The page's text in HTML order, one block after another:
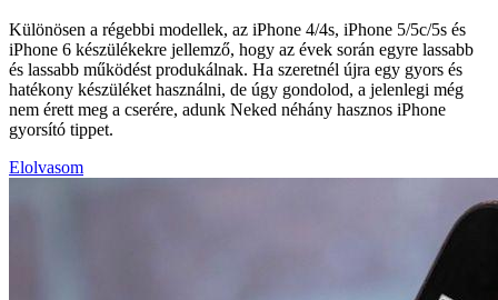
Különösen a régebbi modellek, az iPhone 4/4s, iPhone 5/5c/5s és
iPhone 6 készülékekre jellemző, hogy az évek során egyre lassabb
és lassabb működést produkálnak. Ha szeretnél újra egy gyors és
hatékony készüléket használni, de úgy gondolod, a jelenlegi még
nem érett meg a cserére, adunk Neked néhány hasznos iPhone
gyorsító tippet.
Elolvasom